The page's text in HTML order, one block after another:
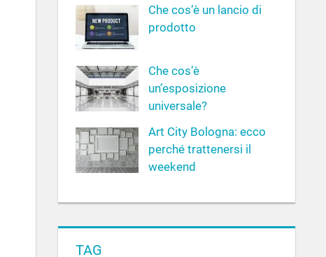
Che cos’è un lancio di
prodotto
Che cos’è
un’esposizione
universale?
Art City Bologna: ecco
perché trattenersi il
weekend
TAG